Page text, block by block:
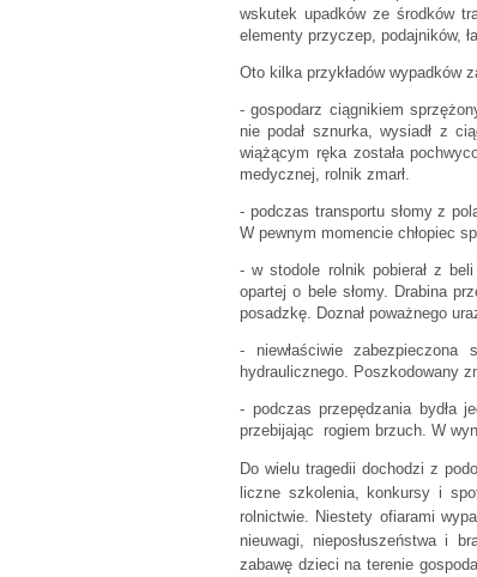
wskutek upadków ze środków
elementy przyczep, podajników,
Oto kilka przykładów wypadków
- gospodarz ciągnikiem
nie podał sznurka, wysiadł z
wiążącym ręka została
medycznej, rolnik zmarł.
- podczas transportu słomy z
W pewnym momencie chłopiec
- w stodole rolnik pobierał z
opartej o bele słomy. Drabina
posadzkę. Doznał poważnego
- niewłaściwie zabezpieczona
hydraulicznego. Poszkodowany
- podczas przepędzania bydła
przebijając rogiem brzuch. W
Do wielu tragedii dochodzi z
liczne szkolenia, konkursy i
rolnictwie. Niestety ofiarami
nieuwagi, nieposłuszeństwa i
zabawę dzieci na terenie